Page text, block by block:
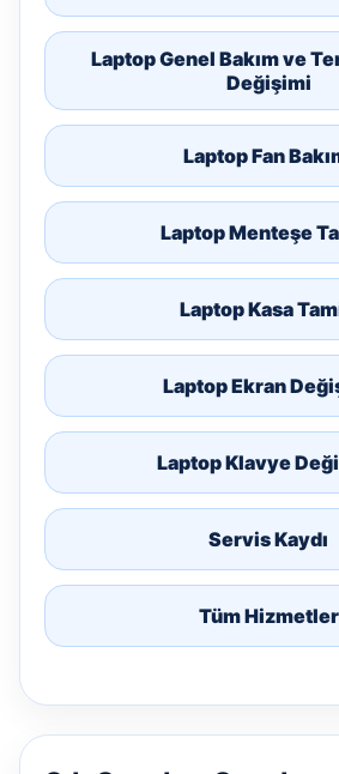
Laptop Genel Bakım ve
Değişimi
Laptop Fan
Laptop Menteşe
Laptop Kasa
Laptop Ekran
Laptop Klavye
Servis Kaydı
Tüm Hizmetler